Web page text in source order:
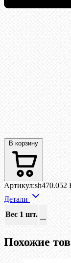
В корзину
Артикул:sh470.052
Детали
Вес 1 шт. —
Похожие